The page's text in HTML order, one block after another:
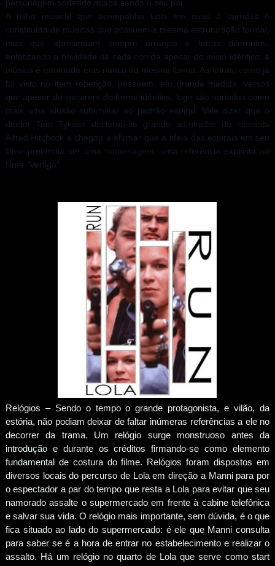
personagem sorteado acaba sendo o seu pai.
A trilha musical que acompanha Lola em suas 3 corridas é
constituída de músicas que possuem a mesma estruturação formal,
mas que apresentam sempre arranjos e letras diferentes,
enfatizando a novidade de cada corrida apesar do início idêntico: a
música é retomada mas nunca da mesma forma. As letras, como já
foi visto no item repetição, possuem, em grande medida, versos
que apesar de iniciarem de forma idêntica, logo são variados como
mais uma alusão subliminar ao padrão espiral. Vale dizer que o
diretor Tom Tykwer declarou-se grande admirador do cineasta
Alfred Hitchock e chegou a afirmar que a ideia das espirais em seu
filme pretendia ser uma homenagem: uma referência explícita ao
filme “Vertigo”.
Relógios – Sendo o tempo o grande protagonista, e vilão, da
estória, não podiam deixar de faltar inúmeras referências a ele no
decorrer da trama. Um relógio surge monstruoso antes da
introdução e durante os créditos firmando-se como elemento
fundamental de costura do filme. Relógios foram dispostos em
diversos locais do percurso de Lola em direção a Manni para por
o espectador a par do tempo que resta a Lola para evitar que seu
namorado assalte o supermercado em frente à cabine telefônica
e salvar sua vida. O relógio mais importante, sem dúvida, é o que
fica situado ao lado do supermercado: é ele que Manni consulta
para saber se é a hora de entrar no estabelecimento e realizar o
assalto. Há um relógio no quarto de Lola que serve como start